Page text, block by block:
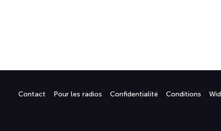
Contact Pour les radios Confidentialité Conditions